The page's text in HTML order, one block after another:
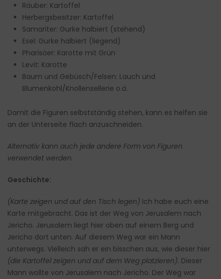
Räuber: Kartoffel
Herbergsbesitzer: Kartoffel
Samariter: Gurke halbiert (stehend)
Esel: Gurke halbiert (liegend)
Pharisäer: Karotte mit Grün
Levit: Karotte
Baum und Gebüsch/Felsen: Lauch und
Blumenkohl/Knollensellerie o.ä.
Damit die Figuren selbstständig stehen, kann es helfen sie
an der Unterseite flach anzuschneiden.
Alternativ kann auch jede andere Form von Figuren
verwendet werden.
Geschichte:
(Karte zeigen und auf den Tisch legen) Ich habe euch eine
Karte mitgebracht. Das ist der Weg von Jerusalem nach
Jericho. Jerusalem liegt hier oben auf einem Berg und
Jericho dort unten. Auf diesem Weg war ein Mann
unterwegs. Vielleich sah er ein bisschen aus, wie dieser hier
(die Kartoffel zeigen und auf dem Weg platzieren). Dieser
Mann wollte von Jerusalem nach Jericho. Der Weg war